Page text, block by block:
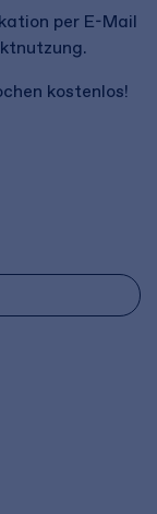
per E-Mail
kostenlos!